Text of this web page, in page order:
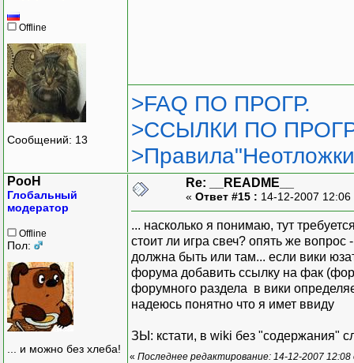
Offline
Сообщений: 13
>FAQ ПО ПРОГР.
>ССЫЛКИ ПО
PooH
Глобальный
модератор
Offline
Пол:
... и можно без хлеба!
Re: __README__
« Ответ #15 : 14-12-2007
... насколько я понимаю, тут
стоит ли игра свеч? опять же
должна быть или там... если вики
форума добавить ссылку на фак
форумного раздела в вики
надеюсь понятно что я имет ввиду
ЗЫ: кстати, в wiki без "содержания"
« Последнее редактирование: 14-12-2007